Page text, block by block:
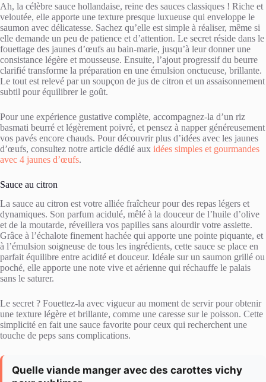
Ah, la célèbre sauce hollandaise, reine des sauces classiques ! Riche et
veloutée, elle apporte une texture presque luxueuse qui enveloppe le
saumon avec délicatesse. Sachez qu’elle est simple à réaliser, même si
elle demande un peu de patience et d’attention. Le secret réside dans le
fouettage des jaunes d’œufs au bain-marie, jusqu’à leur donner une
consistance légère et mousseuse. Ensuite, l’ajout progressif du beurre
clarifié transforme la préparation en une émulsion onctueuse, brillante.
Le tout est relevé par un soupçon de jus de citron et un assaisonnement
subtil pour équilibrer le goût.
Pour une expérience gustative complète, accompagnez-la d’un riz
basmati beurré et légèrement poivré, et pensez à napper généreusement
vos pavés encore chauds. Pour découvrir plus d’idées avec les jaunes
d’œufs, consultez notre article dédié aux idées simples et gourmandes
avec 4 jaunes d’œufs.
Sauce au citron
La sauce au citron est votre alliée fraîcheur pour des repas légers et
dynamiques. Son parfum acidulé, mêlé à la douceur de l’huile d’olive
et de la moutarde, réveillera vos papilles sans alourdir votre assiette.
Grâce à l’échalote finement hachée qui apporte une pointe piquante, et
à l’émulsion soigneuse de tous les ingrédients, cette sauce se place en
parfait équilibre entre acidité et douceur. Idéale sur un saumon grillé ou
poché, elle apporte une note vive et aérienne qui réchauffe le palais
sans le saturer.
Le secret ? Fouettez-la avec vigueur au moment de servir pour obtenir
une texture légère et brillante, comme une caresse sur le poisson. Cette
simplicité en fait une sauce favorite pour ceux qui recherchent une
touche de peps sans complications.
Quelle viande manger avec des carottes vichy